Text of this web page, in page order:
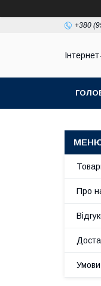
+380
Про